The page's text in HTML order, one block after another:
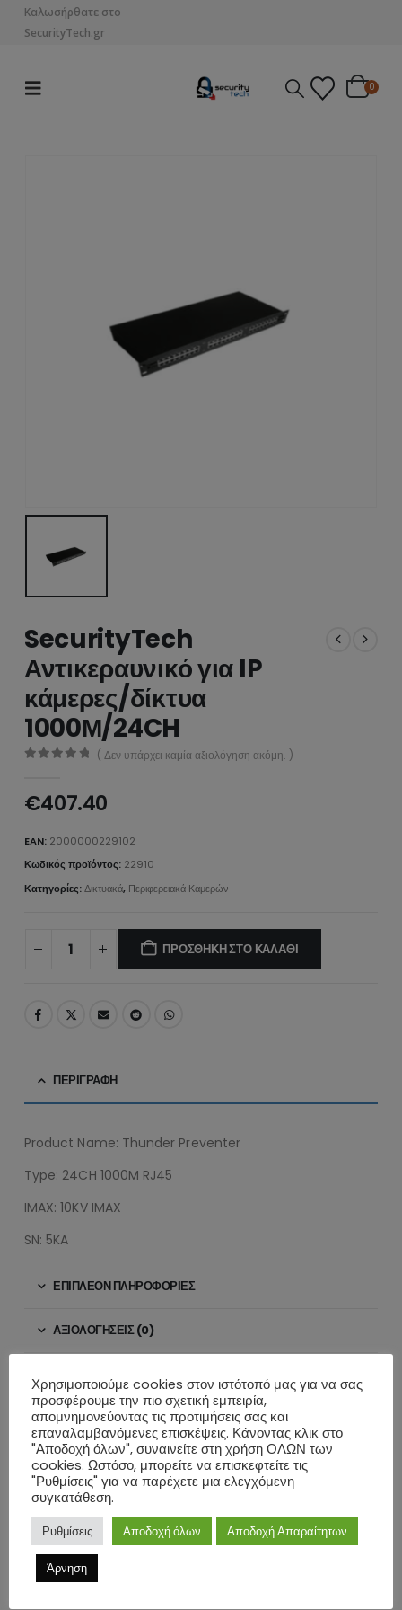
Καλωσήρθατε στο
SecurityTech.gr
0
SecurityTech
Αντικεραυνικό για IP
κάμερες/δίκτυα
1000Μ/24CH
( Δεν υπάρχει καμία αξιολόγηση ακόμη. )
€407.40
EAN: 2000000229102
Κωδικός προϊόντος: 22910
Κατηγορίες:Δικτυακά, Περιφερειακά Καμερών
ΠΡΟΣΘΉΚΗ ΣΤΟ ΚΑΛΆΘΙ
ΠΕΡΙΓΡΑΦΉ
Product Name: Thunder Preventer
Type: 24CH 1000M RJ45
IMAX: 10KV IMAX
SN: 5KA
ΕΠΙΠΛΈΟΝ ΠΛΗΡΟΦΟΡΊΕΣ
ΑΞΙΟΛΟΓΉΣΕΙΣ (0)
ΣΧΕΤΙΚΆ ΠΡΟΪΌΝΤΑ
Χρησιμοποιούμε cookies στον ιστότοπό μας για να σας
προσφέρουμε την πιο σχετική εμπειρία,
απομνημονεύοντας τις προτιμήσεις σας και
επαναλαμβανόμενες επισκέψεις. Κάνοντας κλικ στο
"Αποδοχή όλων", συναινείτε στη χρήση ΟΛΩΝ των
cookies. Ωστόσο, μπορείτε να επισκεφτείτε τις
"Ρυθμίσεις" για να παρέχετε μια ελεγχόμενη
συγκατάθεση.
Ρυθμίσεις Αποδοχή όλων Αποδοχή Απαραίτητων
Άρνηση